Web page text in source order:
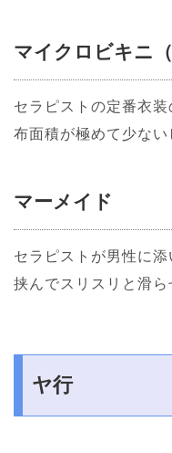
マイクロビキニ
セラピストの定番衣装
布面積が極めて少ない
マーメイド
セラピストが男性に
挟んでスリスリと滑ら
ヤ行